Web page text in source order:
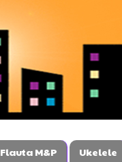
Flauta M&P
Ukelele